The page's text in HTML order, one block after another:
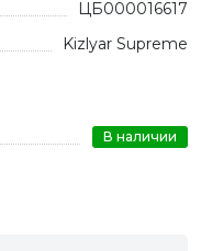
ЦБ000016617
Kizlyar Supreme
В наличии